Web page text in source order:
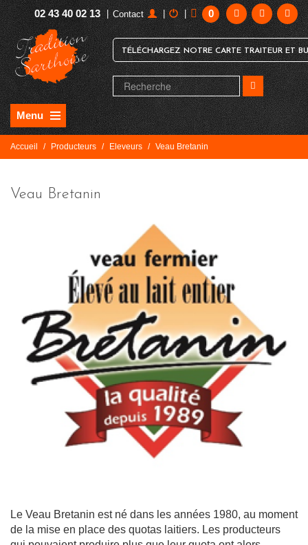
02 43 40 02 13 | Contact | | 0
TÉLÉCHARGEZ NOTRE CARTE TRAITEUR ET
Menu
Accueil / Producteurs / Eleveurs / Veau Bretanin
Veau Bretanin
Le Veau Bretanin est né dans les années 1980, au moment
de la mise en place des quotas laitiers. Les producteurs